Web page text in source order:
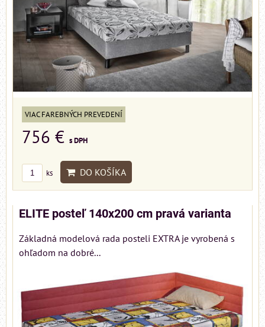
VIAC FAREBNÝCH PREVEDENÍ
756 € s DPH
ks DO KOŠÍKA
ELITE posteľ 140x200 cm pravá varianta
Základná modelová rada posteli EXTRA je vyrobená s
ohľadom na dobré...